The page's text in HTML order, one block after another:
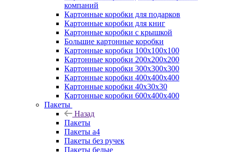
компаний
Картонные коробки для подарков
Картонные коробки для книг
Картонные коробки с крышкой
Большие картонные коробки
Картонные коробки 100x100x100
Картонные коробки 200x200x200
Картонные коробки 300x300x300
Картонные коробки 400x400x400
Картонные коробки 40x30x30
Картонные коробки 600x400x400
Пакеты
Назад
Пакеты
Пакеты а4
Пакеты без ручек
Пакеты белые